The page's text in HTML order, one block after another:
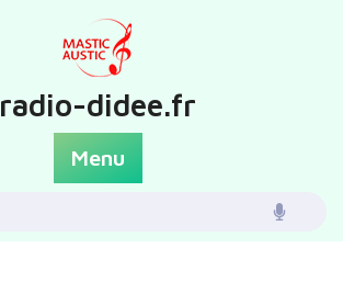
radio-didee.fr
Menu